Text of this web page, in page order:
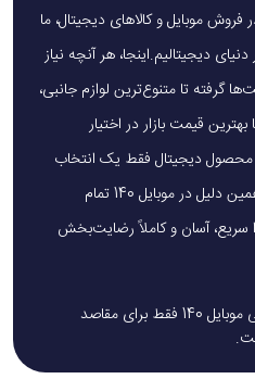
سال تجربه در فروش موبایل و کالاهای دیجیتال، ما
دیجیتالیم.اینجا، هر آنچه نیاز
گرفته تا متنوع‌ترین لوازم جانبی،
قیمت بازار در اختیار
دیجیتال فقط یک انتخاب
نیست، بلکه یک تجربه است! به همین دلیل در موبایل 140 تمام
سریع، آسان و کاملاً رضایت‌بخش
استفاده از مطالب فروشگاه اینترنتی موبایل 140 فقط برای مقاصد